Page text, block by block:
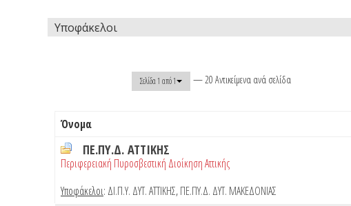
Υποφάκελοι
Σελίδα 1 από 1 — 20 Αντικείμενα ανά σελίδα
Όνομα
ΠΕ.ΠΥ.Δ. ΑΤΤΙΚΗΣ
Περιφερειακή Πυροσβεστική Διοίκηση Αττικής
Υποφάκελοι: ΔΙ.Π.Υ. ΔΥΤ. ΑΤΤΙΚΗΣ,ΠΕ.ΠΥ.Δ. ΔΥΤ. ΜΑΚΕΔΟΝΙΑΣ